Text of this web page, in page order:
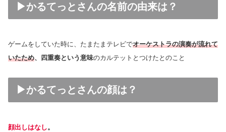
▶かるてっとさんの名前の由来は？
ゲームをしていた時に、たまたまテレビでオーケストラの演奏が流れて
いたため、四重奏という意味のカルテットとつけたとのこと
▶かるてっとさんの顔は？
顔出しはなし。